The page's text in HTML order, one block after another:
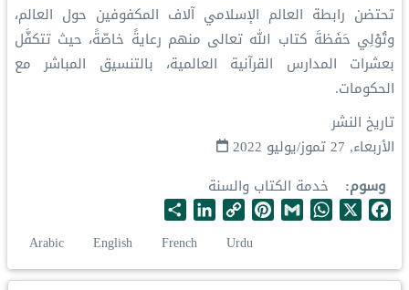
‏تحتضن رابطة العالم الإسلامي‬⁩ آلاف المكفوفين حول العالم،
وتُوْلِي حَفَظةَ كتاب الله تعالى منهم رعايةً خاصّةً، حيث تتكفَّل
بعشرات المدارس القرآنية العالمية، بالتنسيق المباشر مع
الحكومات.
تاريخ النشر
الأربعاء, 27 تموز/يوليو 2022
وسوم
خدمة الكتاب والسنة
F
e
X
W
t
G
i
P
n
t
C
y
L
i
n
k
h
a
r
Arabic English French Urdu